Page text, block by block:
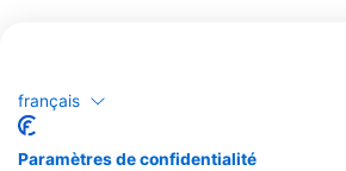
français
Paramètres de confidentialité